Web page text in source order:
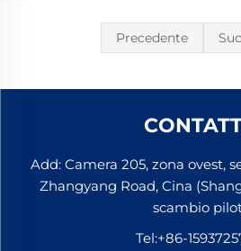
Precedente
Add: Camera 205, zona ovest,
Zhangyang Road, Cina
scambio
Tel:+86-